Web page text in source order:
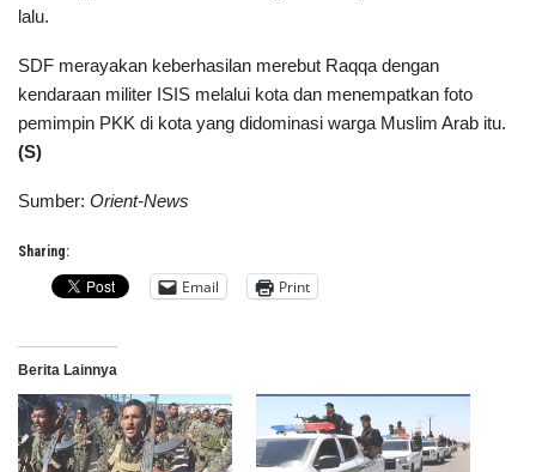
lalu.
SDF merayakan keberhasilan merebut Raqqa dengan
kendaraan militer ISIS melalui kota dan menempatkan foto
pemimpin PKK di kota yang didominasi warga Muslim Arab itu.
(S)
Sumber: Orient-News
Sharing:
Email Print
Berita Lainnya